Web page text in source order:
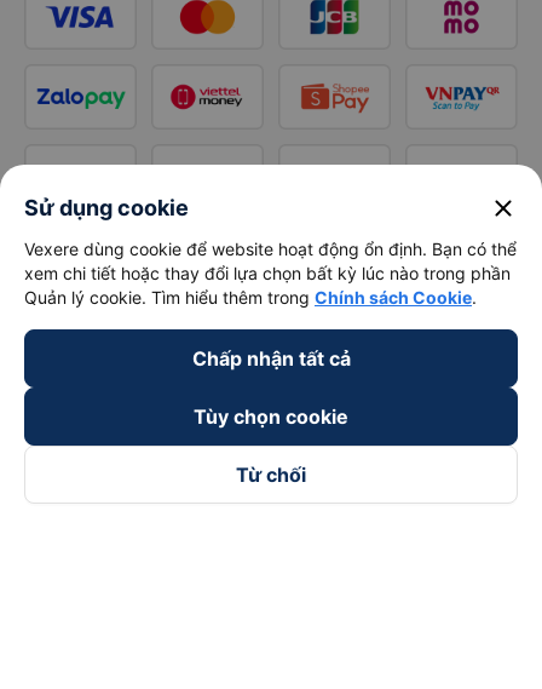
Sử dụng cookie close
Vexere dùng cookie để website hoạt động ổn định. Bạn có thể
xem chi tiết hoặc thay đổi lựa chọn bất kỳ lúc nào trong phần
Quản lý cookie. Tìm hiểu thêm trong Chính sách Cookie.
Chấp nhận tất cả
Tùy chọn cookie
Từ chối